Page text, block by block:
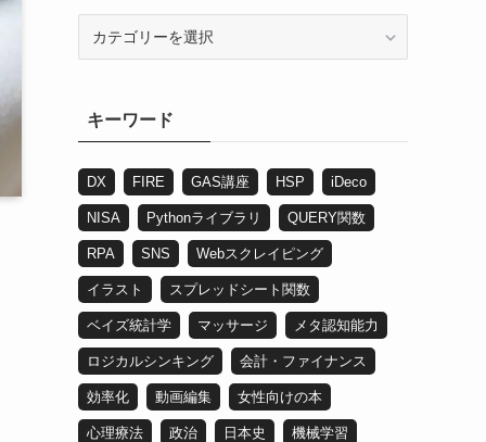
キーワード
DX FIRE GAS講座 HSP iDeco
NISA Pythonライブラリ QUERY関数
RPA SNS Webスクレイピング
イラスト スプレッドシート関数
ベイズ統計学 マッサージ メタ認知能力
ロジカルシンキング 会計・ファイナンス
効率化 動画編集 女性向けの本
心理療法 政治 日本史 機械学習